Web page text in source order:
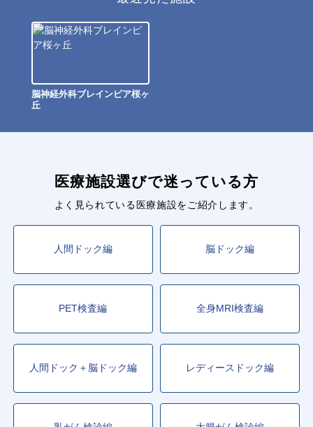
脳神経外科ブレインピア桜ヶ
丘
医療施設選びで迷っている方
よく見られている医療施設をご紹介します。
人間ドック編 脳ドック編
PET検査編 全身MRI検査編
人間ドック＋脳ドック編 レディースドック編